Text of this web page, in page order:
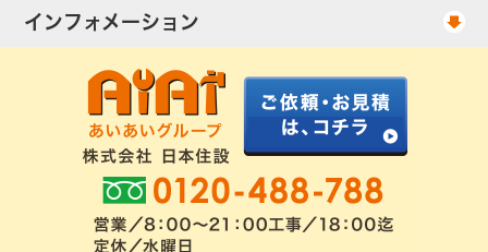
出張エリア
UHFアンテナ工事・料金
配線ケーブル追加工事・料金
アンテナ工事社長のブログ
アンテナ工事スケジュール
ご相談事例
アンテナの種類
工事について
良くあるアンテナ修理
インフォメーション
お客様の声
工事依頼・お見積りフォーム